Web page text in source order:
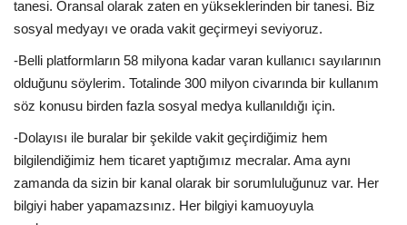
tanesi. Oransal olarak zaten en yükseklerinden bir tanesi. Biz
sosyal medyayı ve orada vakit geçirmeyi seviyoruz.
-Belli platformların 58 milyona kadar varan kullanıcı sayılarının
olduğunu söylerim. Totalinde 300 milyon civarında bir kullanım
söz konusu birden fazla sosyal medya kullanıldığı için.
-Dolayısı ile buralar bir şekilde vakit geçirdiğimiz hem
bilgilendiğimiz hem ticaret yaptığımız mecralar. Ama aynı
zamanda da sizin bir kanal olarak bir sorumluluğunuz var. Her
bilgiyi haber yapamazsınız. Her bilgiyi kamuoyuyla